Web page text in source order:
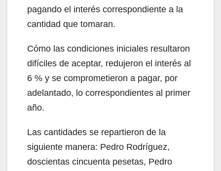
pagando el interés correspondiente a la
cantidad que tomaran.
Cómo las condiciones iniciales resultaron
difíciles de aceptar, redujeron el interés al
6 % y se comprometieron a pagar, por
adelantado, lo correspondientes al primer
año.
Las cantidades se repartieron de la
siguiente manera: Pedro Rodríguez,
doscientas cincuenta pesetas, Pedro